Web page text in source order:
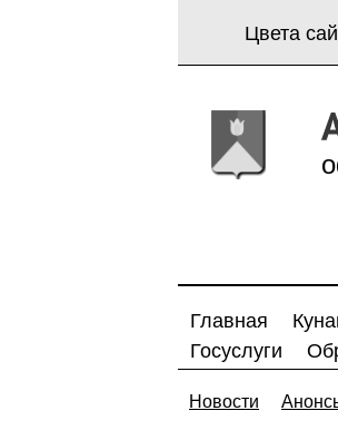
Цвета
Главная
Госуслуги
Новости